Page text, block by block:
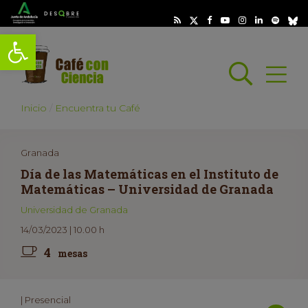
Abrir barra de herramientas
Abrir
Inicio Encuentra tu Café
Granada
Día de las Matemáticas en el Instituto de
Matemáticas – Universidad de Granada
Universidad de Granada
14/03/2023 | 10.00 h
4 mesas
| Presencial